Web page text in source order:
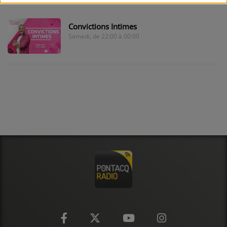
CONTACT
Convictions Intimes
Samedi, de 22:00 à 00:00